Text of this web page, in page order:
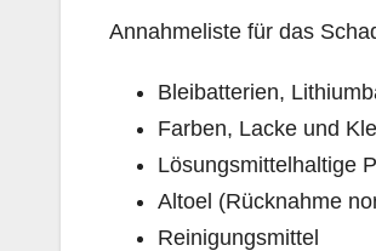
Annahmeliste für das
Bleibatterien,
Farben, Lacke und
Lösungsmittelhaltige
Altoel (Rücknahme
Reinigungsmittel